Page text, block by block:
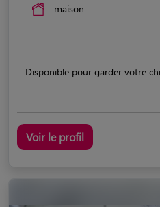
maison
Disponible pour garder votre
Voir le profil